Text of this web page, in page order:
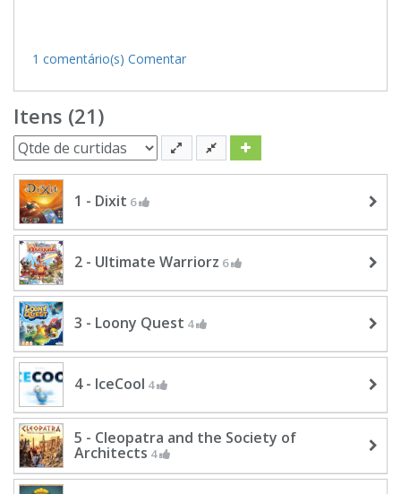
1 comentário(s) Comentar
Itens (21)
1 - Dixit 6
2 - Ultimate Warriorz 6
3 - Loony Quest 4
4 - IceCool 4
5 - Cleopatra and the Society of
Architects 4